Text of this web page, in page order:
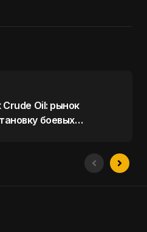
Crude Oil: рынок
боевых